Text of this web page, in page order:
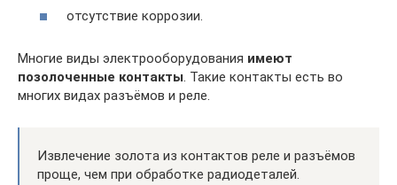
отсутствие коррозии.
Многие виды электрооборудования имеют
позолоченные контакты . Такие контакты есть во
многих видах разъёмов и реле.
Извлечение золота из контактов реле и разъёмов
проще, чем при обработке радиодеталей.